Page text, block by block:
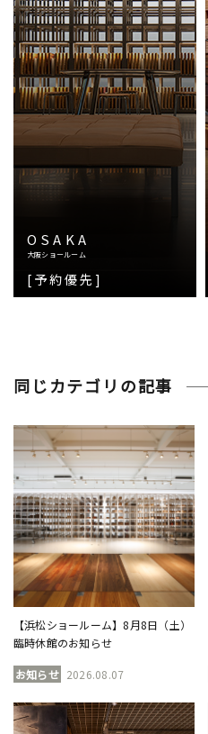
OSAKA
大阪ショールーム
[予約優先]
同じカテゴリの記事
【浜松ショールーム】8月8日（土）
臨時休館のお知らせ
お知らせ 2026.08.07